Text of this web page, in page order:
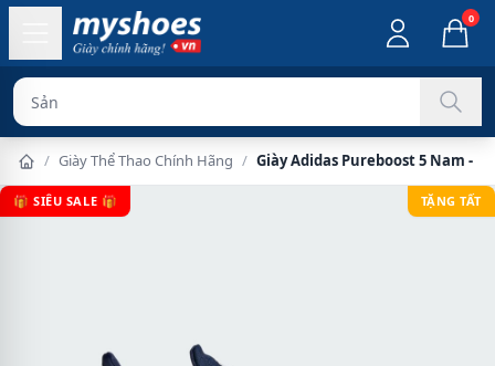
0
Sản phẩm chính
/ Giày Thể Thao Chính Hãng / Giày Adidas Pureboost 5 Nam -
🎁 SIÊU SALE 🎁 TẶNG TẤT